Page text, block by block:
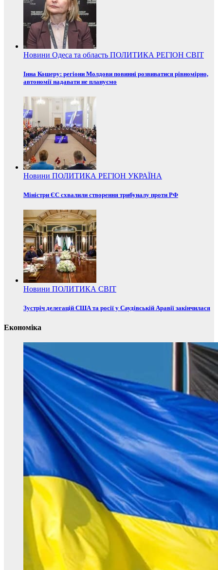
Новини Одеса та область ПОЛИТИКА РЕГІОН СВІТ
Інна Кошеру: регіони Молдови повинні розвиватися рівномірно,
автономії надавати не плануємо
Новини ПОЛИТИКА РЕГІОН УКРАЇНА
Міністри ЄС схвалили створення трибуналу проти РФ
Новини ПОЛИТИКА СВІТ
Зустріч делегацій США та росії у Саудівській Аравії закінчилася
Економіка